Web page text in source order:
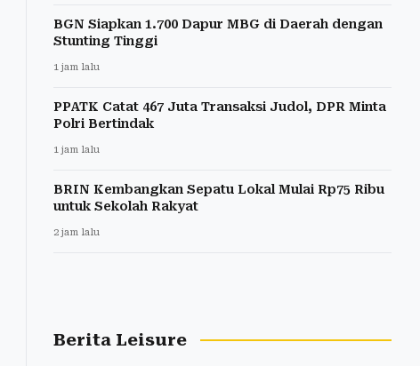
BGN Siapkan 1.700 Dapur MBG di Daerah dengan
Stunting Tinggi
1 jam lalu
PPATK Catat 467 Juta Transaksi Judol, DPR Minta
Polri Bertindak
1 jam lalu
BRIN Kembangkan Sepatu Lokal Mulai Rp75 Ribu
untuk Sekolah Rakyat
2 jam lalu
Berita Leisure